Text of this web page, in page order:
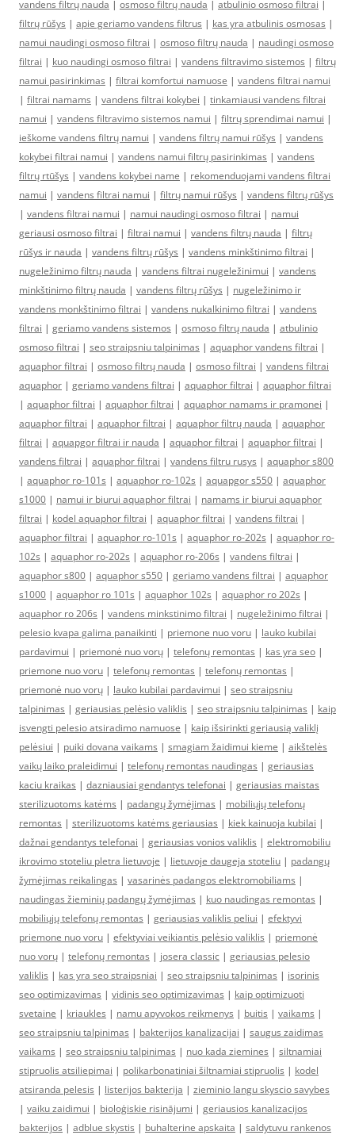
vandens filtrų nauda | osmoso filtrų nauda | atbulinio osmoso filtrai |
filtrų rūšys | apie geriamo vandens filtrus | kas yra atbulinis osmosas |
namui naudingi osmoso filtrai | osmoso filtrų nauda | naudingi osmoso
filtrai | kuo naudingi osmoso filtrai | vandens filtravimo sistemos | filtrų
namui pasirinkimas | filtrai komfortui namuose | vandens filtrai namui
| filtrai namams | vandens filtrai kokybei | tinkamiausi vandens filtrai
namui | vandens filtravimo sistemos namui | filtrų sprendimai namui |
ieškome vandens filtrų namui | vandens filtrų namui rūšys | vandens
kokybei filtrai namui | vandens namui filtrų pasirinkimas | vandens
filtrų rtūšys | vandens kokybei name | rekomenduojami vandens filtrai
namui | vandens filtrai namui | filtrų namui rūšys | vandens filtrų rūšys
| vandens filtrai namui | namui naudingi osmoso filtrai | namui
geriausi osmoso filtrai | filtrai namui | vandens filtrų nauda | filtrų
rūšys ir nauda | vandens filtrų rūšys | vandens minkštinimo filtrai |
nugeležinimo filtrų nauda | vandens filtrai nugeležinimui | vandens
minkštinimo filtrų nauda | vandens filtrų rūšys | nugeležinimo ir
vandens monkštinimo filtrai | vandens nukalkinimo filtrai | vandens
filtrai | geriamo vandens sistemos | osmoso filtrų nauda | atbulinio
osmoso filtrai | seo straipsniu talpinimas | aquaphor vandens filtrai |
aquaphor filtrai | osmoso filtrų nauda | osmoso filtrai | vandens filtrai
aquaphor | geriamo vandens filtrai | aquaphor filtrai | aquaphor filtrai
| aquaphor filtrai | aquaphor filtrai | aquaphor namams ir pramonei |
aquaphor filtrai | aquaphor filtrai | aquaphor filtrų nauda | aquaphor
filtrai | aquapgor filtrai ir nauda | aquaphor filtrai | aquaphor filtrai |
vandens filtrai | aquaphor filtrai | vandens filtru rusys | aquaphor s800
| aquaphor ro-101s | aquaphor ro-102s | aquapgor s550 | aquaphor
s1000 | namui ir biurui aquaphor filtrai | namams ir biurui aquaphor
filtrai | kodel aquaphor filtrai | aquaphor filtrai | vandens filtrai |
aquaphor filtrai | aquaphor ro-101s | aquaphor ro-202s | aquaphor ro-
102s | aquaphor ro-202s | aquaphor ro-206s | vandens filtrai |
aquaphor s800 | aquaphor s550 | geriamo vandens filtrai | aquaphor
s1000 | aquaphor ro 101s | aquaphor 102s | aquaphor ro 202s |
aquaphor ro 206s | vandens minkstinimo filtrai | nugeležinimo filtrai |
pelesio kvapa galima panaikinti | priemone nuo voru | lauko kubilai
pardavimui | priemonė nuo vorų | telefonų remontas | kas yra seo |
priemone nuo voru | telefonų remontas | telefonų remontas |
priemonė nuo vorų | lauko kubilai pardavimui | seo straipsniu
talpinimas | geriausias pelėsio valiklis | seo straipsniu talpinimas | kaip
isvengti pelesio atsiradimo namuose | kaip išsirinkti geriausią valiklį
pelėsiui | puiki dovana vaikams | smagiam žaidimui kieme | aikštelės
vaikų laiko praleidimui | telefonų remontas naudingas | geriausias
kaciu kraikas | dazniausiai gendantys telefonai | geriausias maistas
sterilizuotoms katėms | padangų žymėjimas | mobiliųjų telefonų
remontas | sterilizuotoms katėms geriausias | kiek kainuoja kubilai |
dažnai gendantys telefonai | geriausias vonios valiklis | elektromobiliu
ikrovimo stoteliu pletra lietuvoje | lietuvoje daugeja stoteliu | padangų
žymėjimas reikalingas | vasarinės padangos elektromobiliams |
naudingas žieminių padangų žymėjimas | kuo naudingas remontas |
mobiliųjų telefonų remontas | geriausias valiklis peliui | efektyvi
priemone nuo voru | efektyviai veikiantis pelėsio valiklis | priemonė
nuo vorų | telefonų remontas | josera classic | geriausias pelesio
valiklis | kas yra seo straipsniai | seo straipsniu talpinimas | isorinis
seo optimizavimas | vidinis seo optimizavimas | kaip optimizuoti
svetaine | kriaukles | namu apyvokos reikmenys | buitis | vaikams |
seo straipsniu talpinimas | bakterijos kanalizacijai | saugus zaidimas
vaikams | seo straipsniu talpinimas | nuo kada ziemines | siltnamiai
stipruolis atsiliepimai | polikarbonatiniai šiltnamiai stipruolis | kodel
atsiranda pelesis | listerijos bakterija | zieminio langu skyscio savybes
| vaiku zaidimui | bioloģiskie risinājumi | geriausios kanalizacijos
bakterijos | adblue skystis | buhalterine apskaita | saldytuvu rankenos